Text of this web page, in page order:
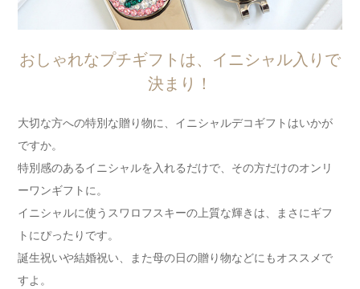
おしゃれなプチギフトは、イニシャル入りで
決まり！
大切な方への特別な贈り物に、イニシャルデコギフトはいかが
ですか。
特別感のあるイニシャルを入れるだけで、その方だけのオンリ
ーワンギフトに。
イニシャルに使うスワロフスキーの上質な輝きは、まさにギフ
トにぴったりです。
誕生祝いや結婚祝い、また母の日の贈り物などにもオススメで
すよ。